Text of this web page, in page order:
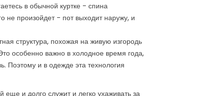
в обычной куртке - спина
не произойдет - пот выходит наружу, и
структура, похожая на живую изгородь
особенно важно в холодное время года,
Поэтому и в одежде эта технология
и долго служит и легко ухаживать за